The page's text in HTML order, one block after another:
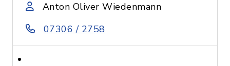
Anton Oliver Wiedenmann
07306 / 2758